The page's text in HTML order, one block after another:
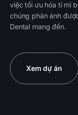
việc tối ưu hóa tỉ mỉ
chúng phản ánh
Dental mang đến.
Xem dự án